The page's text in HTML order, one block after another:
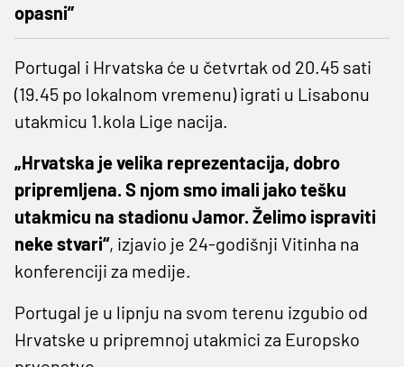
opasni”
Portugal i Hrvatska će u četvrtak od 20.45 sati
(19.45 po lokalnom vremenu) igrati u Lisabonu
utakmicu 1.kola Lige nacija.
„Hrvatska je velika reprezentacija, dobro
pripremljena. S njom smo imali jako tešku
utakmicu na stadionu Jamor. Želimo ispraviti
neke stvari“, izjavio je 24-godišnji Vitinha na
konferenciji za medije.
Portugal je u lipnju na svom terenu izgubio od
Hrvatske u pripremnoj utakmici za Europsko